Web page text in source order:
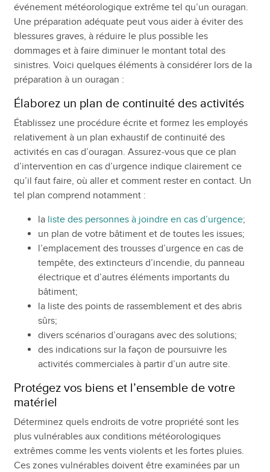
événement météorologique extrême tel qu’un ouragan.
Une préparation adéquate peut vous aider à éviter des
blessures graves, à réduire le plus possible les
dommages et à faire diminuer le montant total des
sinistres. Voici quelques éléments à considérer lors de la
préparation à un ouragan :
Élaborez un plan de continuité des activités
Établissez une procédure écrite et formez les employés
relativement à un plan exhaustif de continuité des
activités en cas d’ouragan. Assurez-vous que ce plan
d’intervention en cas d’urgence indique clairement ce
qu’il faut faire, où aller et comment rester en contact. Un
tel plan comprend notamment :
la liste des personnes à joindre en cas d’urgence;
un plan de votre bâtiment et de toutes les issues;
l’emplacement des trousses d’urgence en cas de
tempête, des extincteurs d’incendie, du panneau
électrique et d’autres éléments importants du
bâtiment;
la liste des points de rassemblement et des abris
sûrs;
divers scénarios d’ouragans avec des solutions;
des indications sur la façon de poursuivre les
activités commerciales à partir d’un autre site.
Protégez vos biens et l’ensemble de votre
matériel
Déterminez quels endroits de votre propriété sont les
plus vulnérables aux conditions météorologiques
extrêmes comme les vents violents et les fortes pluies.
Ces zones vulnérables doivent être examinées par un